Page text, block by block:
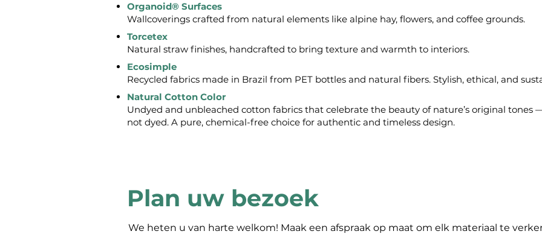
Organoid® Surfaces
Wallcoverings crafted from natural elements like alpine hay, flowers, and coffee grounds.
Torcetex
Natural straw finishes, handcrafted to bring texture and warmth to interiors.
Ecosimple
Recycled fabrics made in Brazil from PET bottles and natural fibers. Stylish, ethical, and
Natural Cotton Color
Undyed and unbleached cotton fabrics that celebrate the beauty of nature’s original tones
not dyed. A pure, chemical-free choice for authentic and timeless design.
Plan uw bezoek
We heten u van harte welkom! Maak een afspraak op maat om elk materiaal te